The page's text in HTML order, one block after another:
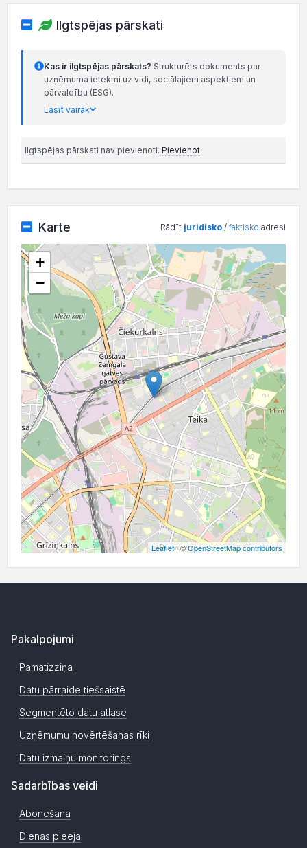
Ilgtspējas pārskati
Kas ir ilgtspējas pārskats? Strukturēts dokuments par
uzņēmuma ietekmi uz vidi, sociālajiem aspektiem un
pārvaldību (ESG).
Lasīt vairāk
Ilgtspējas pārskati nav pievienoti. Pievienot
Karte Rādīt juridisko /faktisko adresi
+
−
Leaflet| ©OpenStreetMap contributors
Pakalpojumi
Pamatizziņa
Datu pārraide tiešsaistē
Segmentēto datu atlase
Uzņēmumu novērtēšanas rīki
Datu izmaiņu monitorings
Sadarbības veidi
Abonēšana
Dienas pieeja